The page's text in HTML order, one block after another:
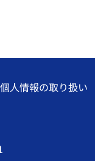
個人情報の取り扱い